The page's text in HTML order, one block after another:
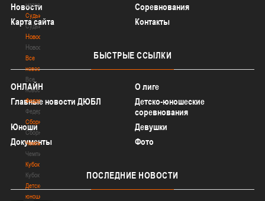
материалы
Судьи
Судьи
Новости
Новости
Все
новости
Все
новости
Федерация
Федерация
Сборные
Сборные
Чемпионат
Чемпионат
Кубок
Кубок
Детско-
юношеские
Новости
Соревнования
Карта сайта
Контакты
БЫСТРЫЕ ССЫЛКИ
ОНЛАЙН
О лиге
Главные новости ДЮБЛ
Детско-юношеские
соревнования
Юноши
Девушки
Документы
Фото
ПОСЛЕДНИЕ НОВОСТИ